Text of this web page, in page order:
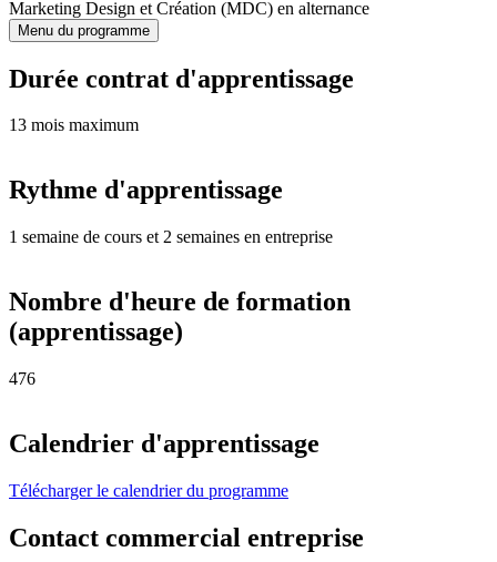
Marketing Design et Création (MDC) en alternance
Menu du programme
Durée contrat d'apprentissage
13 mois maximum
Rythme d'apprentissage
1 semaine de cours et 2 semaines en entreprise
Nombre d'heure de formation
(apprentissage)
476
Calendrier d'apprentissage
Télécharger le calendrier du programme
Contact commercial entreprise